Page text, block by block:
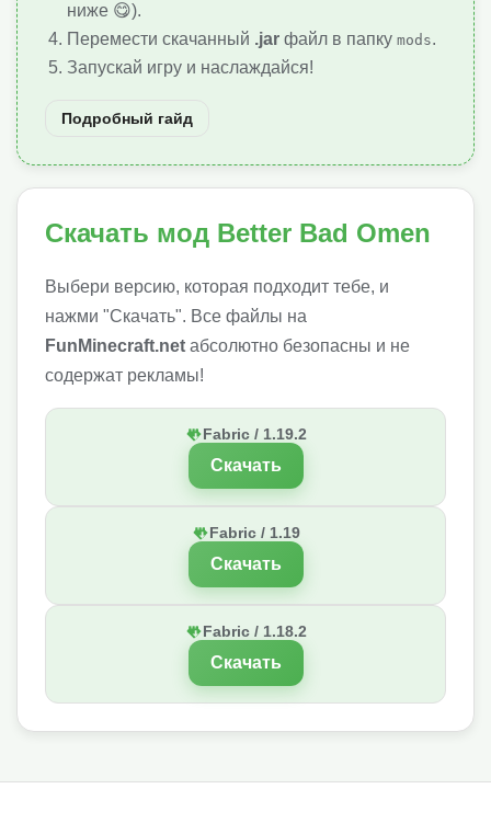
ниже 😋).
Перемести скачанный .jar файл в папку mods.
Запускай игру и наслаждайся!
Подробный гайд
Скачать мод Better Bad Omen
Выбери версию, которая подходит тебе, и
нажми "Скачать". Все файлы на
FunMinecraft.net абсолютно безопасны и не
содержат рекламы!
Fabric / 1.19.2
Скачать
Fabric / 1.19
Скачать
Fabric / 1.18.2
Скачать